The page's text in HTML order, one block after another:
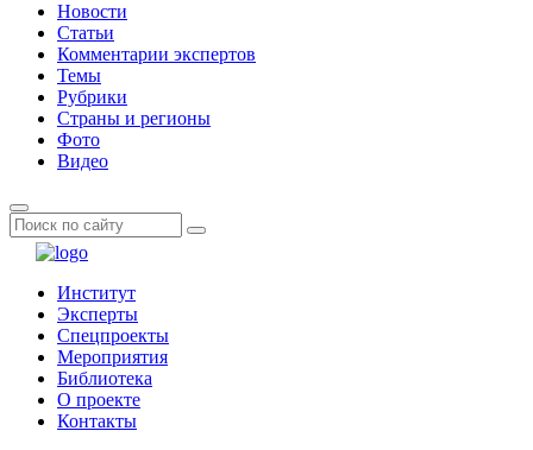
Новости
Статьи
Комментарии экспертов
Темы
Рубрики
Страны и регионы
Фото
Видео
Институт
Эксперты
Спецпроекты
Мероприятия
Библиотека
О проекте
Контакты